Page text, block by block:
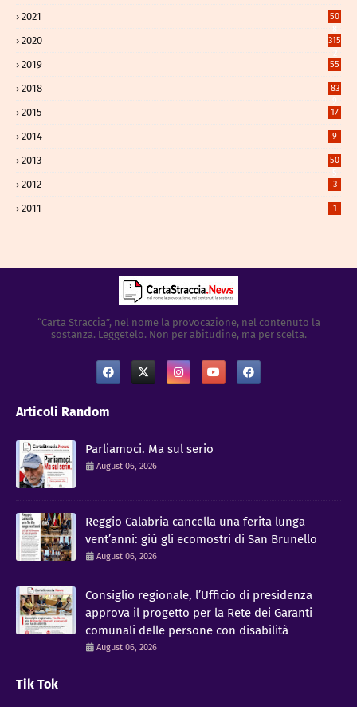
2021
50
8
2020
315
2
2019 55
2018
83
9
2015 17
2014 9
2013
50
5
2012 3
2011 1
“Carta Straccia”, nel nome la provocazione, nel contenuto la
sostanza. Leggetelo. Non per abitudine, ma per scelta.
Articoli Random
Parliamoci. Ma sul serio
August 06, 2026
Reggio Calabria cancella una ferita lunga
vent’anni: giù gli ecomostri di San Brunello
August 06, 2026
Consiglio regionale, l’Ufficio di presidenza
approva il progetto per la Rete dei Garanti
comunali delle persone con disabilità
August 06, 2026
Tik Tok